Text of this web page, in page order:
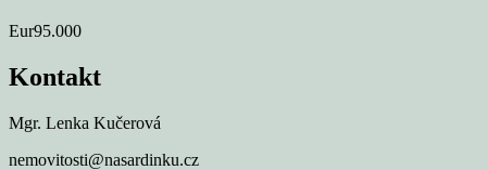
Eur95.000
Kontakt
Mgr. Lenka Kučerová
nemovitosti@nasardinku.cz